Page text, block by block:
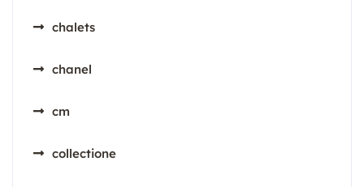
chalets
chanel
cm
collectione